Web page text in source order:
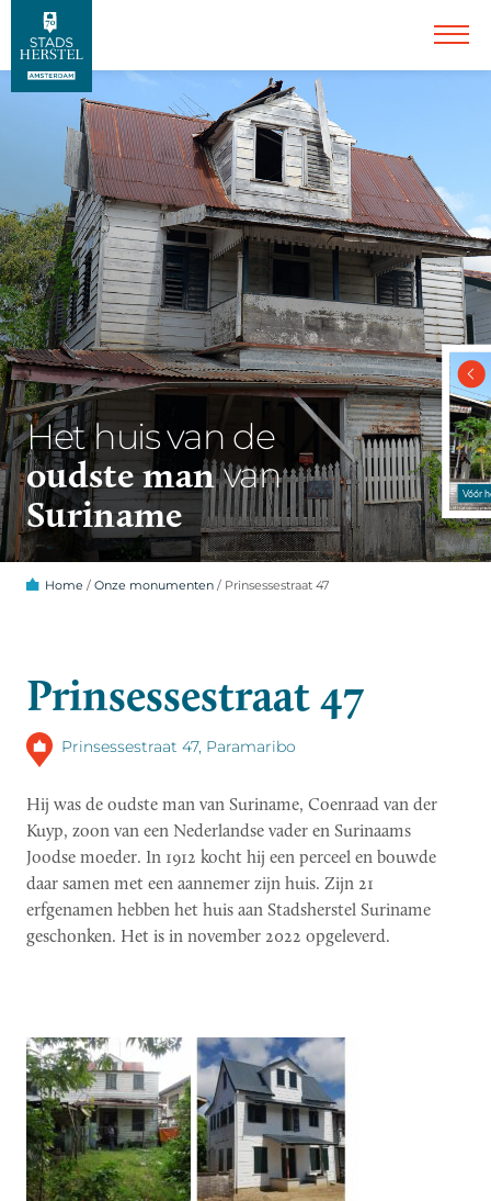
Het huis van de
oudste manvan
Suriname
Home /Onze monumenten / Prinsessestraat 47
Prinsessestraat 47
Prinsessestraat 47, Paramaribo
Hij was de oudste man van Suriname, Coenraad van der
Kuyp, zoon van een Nederlandse vader en Surinaams
Joodse moeder. In 1912 kocht hij een perceel en bouwde
daar samen met een aannemer zijn huis. Zijn 21
erfgenamen hebben het huis aan Stadsherstel Suriname
geschonken. Het is in november 2022 opgeleverd.